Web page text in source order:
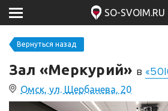
SO-SVOIM.RU
Вернуться назад
Зал «Меркурий» в
Омск, ул. Щербанева, 20